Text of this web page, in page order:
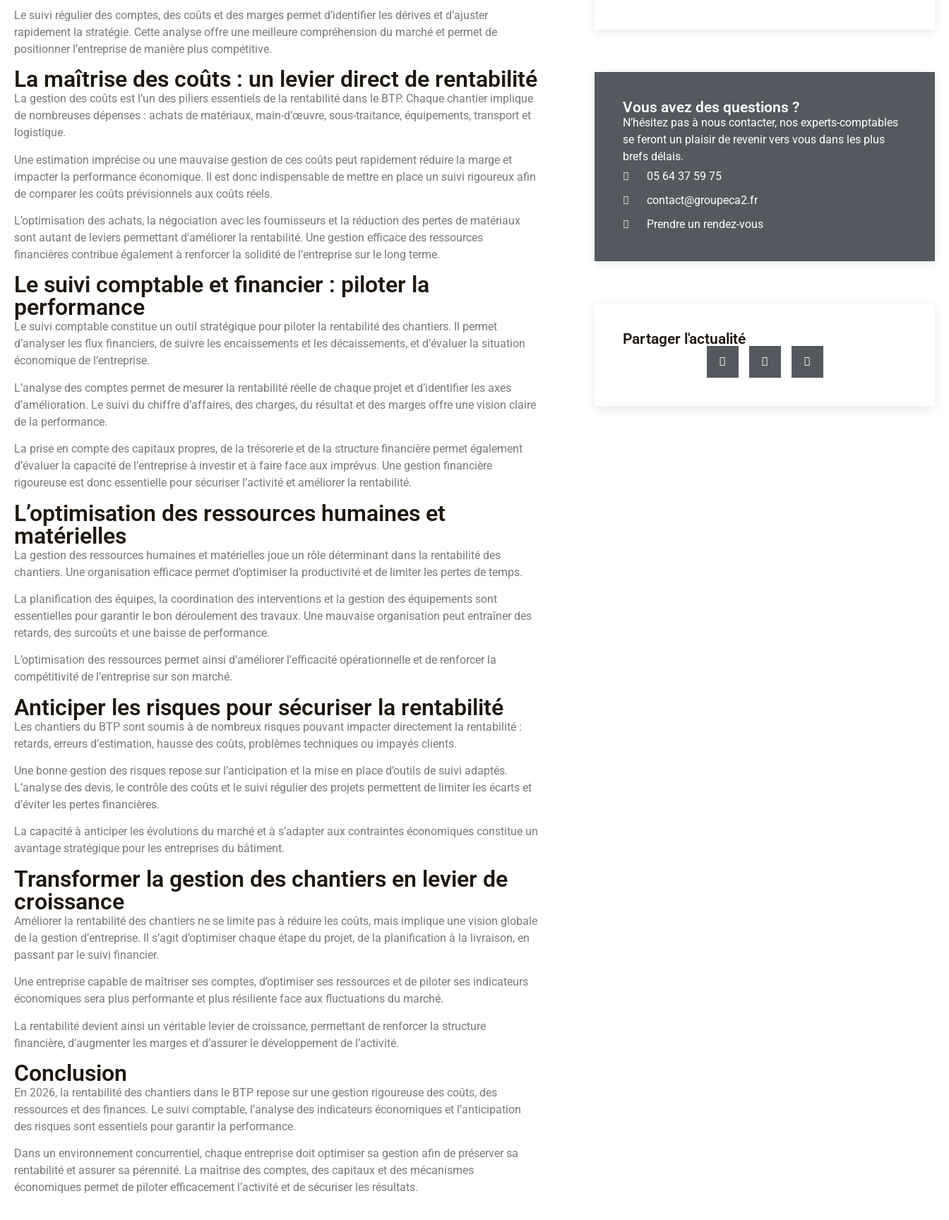
Le suivi régulier des comptes, des coûts et des marges permet d’identifier les dérives et d’ajuster
rapidement la stratégie. Cette analyse offre une meilleure compréhension du marché et permet de
positionner l’entreprise de manière plus compétitive.
La maîtrise des coûts : un levier direct de rentabilité
La gestion des coûts est l’un des piliers essentiels de la rentabilité dans le BTP. Chaque chantier implique
de nombreuses dépenses : achats de matériaux, main-d’œuvre, sous-traitance, équipements, transport et
logistique.
Une estimation imprécise ou une mauvaise gestion de ces coûts peut rapidement réduire la marge et
impacter la performance économique. Il est donc indispensable de mettre en place un suivi rigoureux afin
de comparer les coûts prévisionnels aux coûts réels.
L’optimisation des achats, la négociation avec les fournisseurs et la réduction des pertes de matériaux
sont autant de leviers permettant d’améliorer la rentabilité. Une gestion efficace des ressources
financières contribue également à renforcer la solidité de l’entreprise sur le long terme.
Le suivi comptable et financier : piloter la
performance
Le suivi comptable constitue un outil stratégique pour piloter la rentabilité des chantiers. Il permet
d’analyser les flux financiers, de suivre les encaissements et les décaissements, et d’évaluer la situation
économique de l’entreprise.
L’analyse des comptes permet de mesurer la rentabilité réelle de chaque projet et d’identifier les axes
d’amélioration. Le suivi du chiffre d’affaires, des charges, du résultat et des marges offre une vision claire
de la performance.
La prise en compte des capitaux propres, de la trésorerie et de la structure financière permet également
d’évaluer la capacité de l’entreprise à investir et à faire face aux imprévus. Une gestion financière
rigoureuse est donc essentielle pour sécuriser l’activité et améliorer la rentabilité.
L’optimisation des ressources humaines et
matérielles
La gestion des ressources humaines et matérielles joue un rôle déterminant dans la rentabilité des
chantiers. Une organisation efficace permet d’optimiser la productivité et de limiter les pertes de temps.
La planification des équipes, la coordination des interventions et la gestion des équipements sont
essentielles pour garantir le bon déroulement des travaux. Une mauvaise organisation peut entraîner des
retards, des surcoûts et une baisse de performance.
L’optimisation des ressources permet ainsi d’améliorer l’efficacité opérationnelle et de renforcer la
compétitivité de l’entreprise sur son marché.
Anticiper les risques pour sécuriser la rentabilité
Les chantiers du BTP sont soumis à de nombreux risques pouvant impacter directement la rentabilité :
retards, erreurs d’estimation, hausse des coûts, problèmes techniques ou impayés clients.
Une bonne gestion des risques repose sur l’anticipation et la mise en place d’outils de suivi adaptés.
L’analyse des devis, le contrôle des coûts et le suivi régulier des projets permettent de limiter les écarts et
d’éviter les pertes financières.
La capacité à anticiper les évolutions du marché et à s’adapter aux contraintes économiques constitue un
avantage stratégique pour les entreprises du bâtiment.
Transformer la gestion des chantiers en levier de
croissance
Améliorer la rentabilité des chantiers ne se limite pas à réduire les coûts, mais implique une vision globale
de la gestion d’entreprise. Il s’agit d’optimiser chaque étape du projet, de la planification à la livraison, en
passant par le suivi financier.
Une entreprise capable de maîtriser ses comptes, d’optimiser ses ressources et de piloter ses indicateurs
économiques sera plus performante et plus résiliente face aux fluctuations du marché.
La rentabilité devient ainsi un véritable levier de croissance, permettant de renforcer la structure
financière, d’augmenter les marges et d’assurer le développement de l’activité.
Conclusion
En 2026, la rentabilité des chantiers dans le BTP repose sur une gestion rigoureuse des coûts, des
ressources et des finances. Le suivi comptable, l’analyse des indicateurs économiques et l’anticipation
des risques sont essentiels pour garantir la performance.
Dans un environnement concurrentiel, chaque entreprise doit optimiser sa gestion afin de préserver sa
rentabilité et assurer sa pérennité. La maîtrise des comptes, des capitaux et des mécanismes
économiques permet de piloter efficacement l’activité et de sécuriser les résultats.
Vous avez des questions ?​
N’hésitez pas à nous contacter, nos experts-comptables
se feront un plaisir de revenir vers vous dans les plus
brefs délais.
05 64 37 59 75
contact@groupeca2.fr
Prendre un rendez-vous
Partager l'actualité